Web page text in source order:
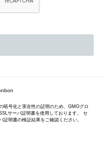
暗号化と実在性の証明のため、GMOグロ
サーバ証明書を使用しております。 セ
証明書の検証結果をご確認ください。